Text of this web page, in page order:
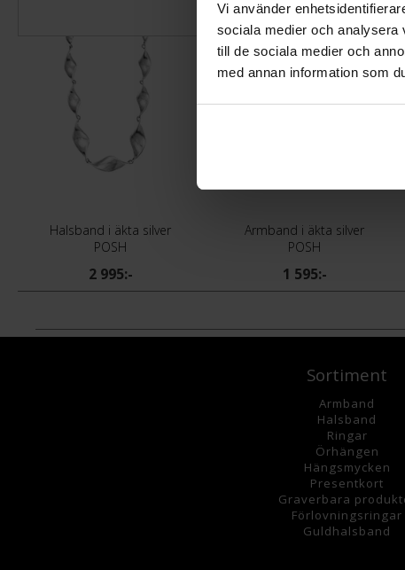
Vi använder
sociala medier och analysera
till de sociala medier och
med annan information som
Halsband i äkta silver
POSH
2 995:-
Armband i äkta silver
POSH
1 595:-
Sortiment
Armband
Halsband
Ringar
Örhängen
Hängsmycken
Presentkort
Graverbara
Förlovningsringar
Guldhalsband